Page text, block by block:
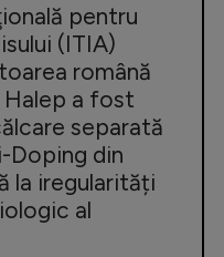
pentru
(ITIA)
română
Halep a fost
separată
Doping din
la iregularități
al